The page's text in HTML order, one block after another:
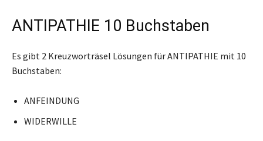
ANTIPATHIE 10 Buchstaben
Es gibt 2 Kreuzworträsel Lösungen für ANTIPATHIE mit 10
Buchstaben:
ANFEINDUNG
WIDERWILLE